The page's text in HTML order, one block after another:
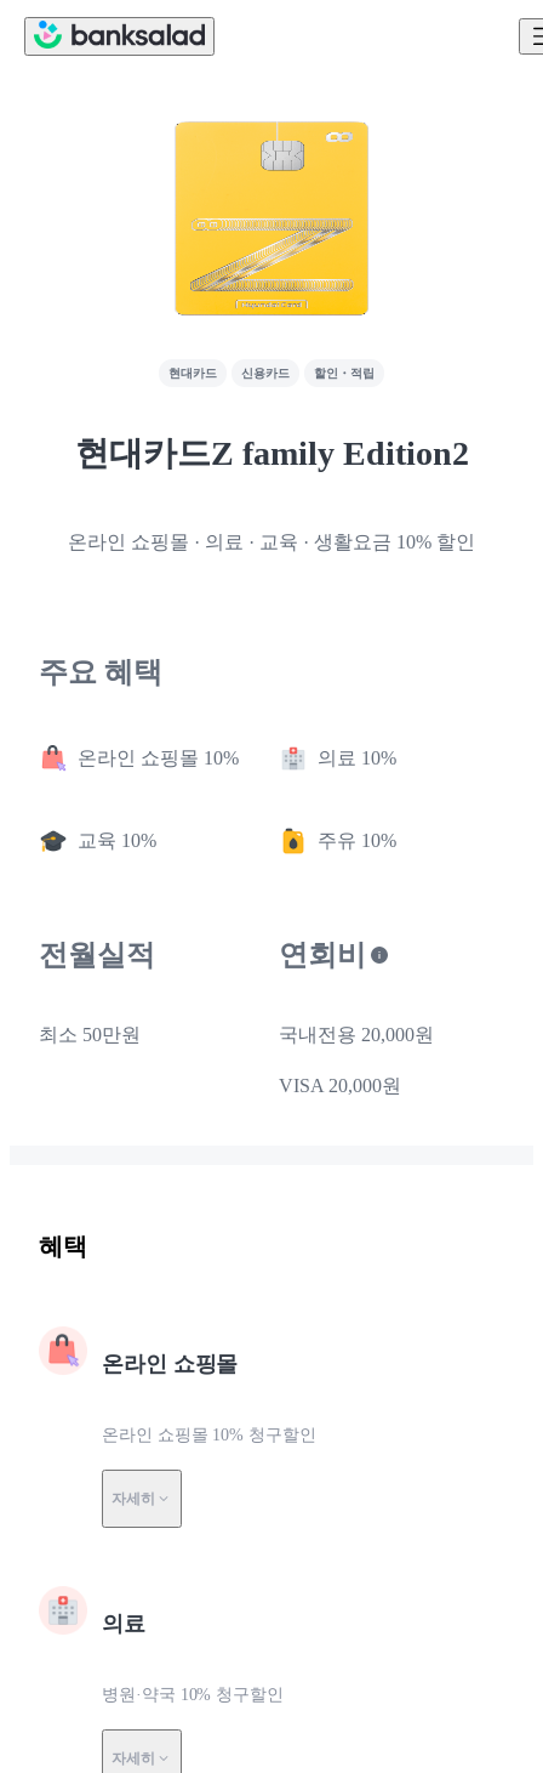
현대카드 신용카드 할인・적립
현대카드Z family Edition2
온라인 쇼핑몰 · 의료 · 교육 · 생활요금 10% 할인
주요 혜택
온라인 쇼핑몰 10% 의료 10%
교육 10% 주유 10%
전월실적
최소 50만원
연회비
국내전용 20,000원
VISA 20,000원
혜택
온라인 쇼핑몰
온라인 쇼핑몰 10% 청구할인
자세히
의료
병원·약국 10% 청구할인
자세히